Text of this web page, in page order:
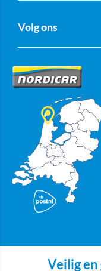
Volg ons
Veilig